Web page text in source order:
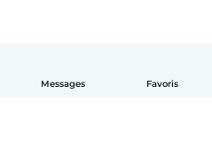
Messages Favoris